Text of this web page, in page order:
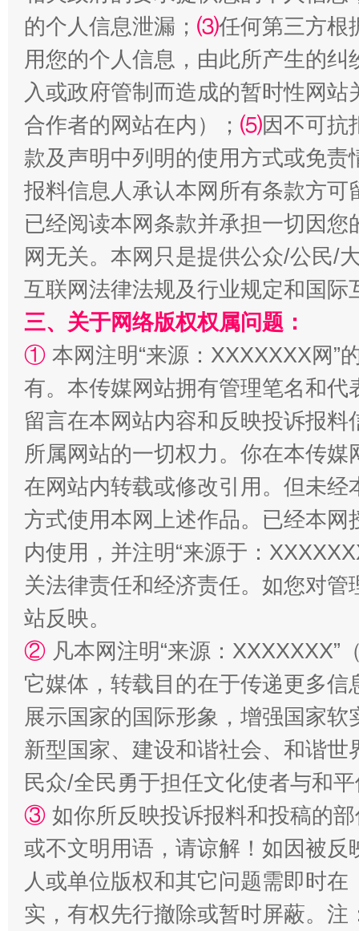
受贿1.44亿！段成刚被判无期 从幼
全民健身五年计划来了！等你上场
阿坝州三大球赛在茂县开幕 规模
国家大学科技园优化重塑工作
扯下公款旅游的“隐身衣” 如何以
的个人信息泄漏； ⑶任何第三方根
用您的个人信息，由此所产生的纠
入或政府管制而造成的暂时性网
合作者的网站在内）； ⑸因不可抗
款及声明中列明的使用方式或免责
报料信息人承认本网所有条款方
已经阅读本网条款并承担一切因
网无关。本网只是提供公众/公民/
互联网法律法规及行业规定和国
三、关于网络版权权属问题：
① 本网注明“来源：XXXXXXX网”
有。本传媒网站拥有管理笔名和
留言在本网站内容和反映投诉报
所属网站的一切权力。你在本传
在网站内转载或修改引用。但未
方式使用本网上述作品。已经本
内使用，并注明“来源于：
关法律责任和经济责任。如您对
站反映。
② 凡本网注明“来源：
它媒体，转载目的在于传递更多
展示国家的国际形象，增强国家
新型国家、建设和谐社会、和谐
民众/全民勇于担任文化使者与和
③ 如你所反映投诉报料和投稿的
或不文明用语，请谅解！如因被
人或单位版权和其它问题需即时在
实，有权先行撤除或暂时屏蔽。